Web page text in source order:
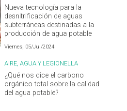
Nueva tecnología para la
desnitrificación de aguas
subterráneas destinadas a la
producción de agua potable
Viernes, 05/Jul/2024
AIRE, AGUA Y LEGIONELLA
¿Qué nos dice el carbono
orgánico total sobre la calidad
del agua potable?